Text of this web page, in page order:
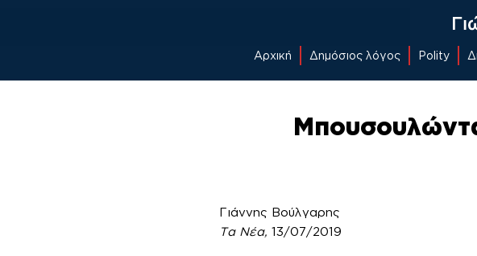
Αρχική Δημόσιος λόγος Polity
Γιάννης Βούλγαρης
Τα Νέα, 13/07/2019